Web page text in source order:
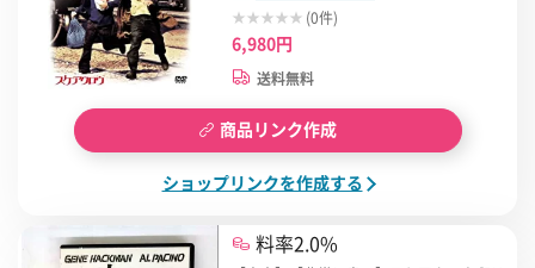
(0件)
6,980円
送料無料
商品リンク作成
ショップリンクを作成する
料率2.0%